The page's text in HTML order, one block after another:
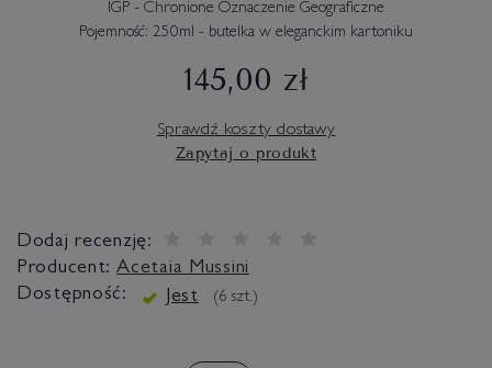
IGP - Chronione Oznaczenie Geograficzne
Pojemność: 250ml - butelka w eleganckim kartoniku
145,00 zł
Sprawdź koszty dostawy
Zapytaj o produkt
Dodaj recenzję:
Producent: Acetaia Mussini
Dostępność:
Jest ( 6 szt.)